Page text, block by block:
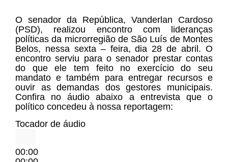
O senador da República, Vanderlan Cardoso
(PSD), realizou encontro com lideranças
políticas da microrregião de São Luís de Montes
Belos, nessa sexta – feira, dia 28 de abril. O
encontro serviu para o senador prestar contas
do que ele tem feito no exercício do seu
mandato e também para entregar recursos e
ouvir as demandas dos gestores municipais.
Confira no áudio abaixo a entrevista que o
político concedeu à nossa reportagem:
Tocador de áudio
00:00